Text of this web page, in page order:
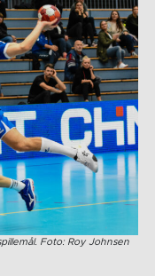
Foto: Roy Johnsen